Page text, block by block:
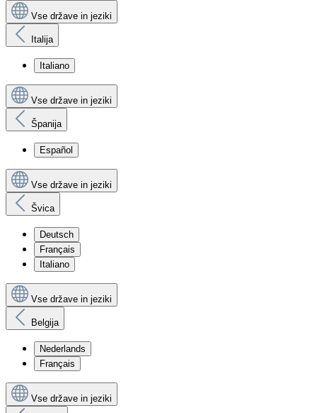
Vse države in jeziki
Italija
Italiano
Vse države in jeziki
Španija
Español
Vse države in jeziki
Švica
Deutsch
Français
Italiano
Vse države in jeziki
Belgija
Nederlands
Français
Vse države in jeziki